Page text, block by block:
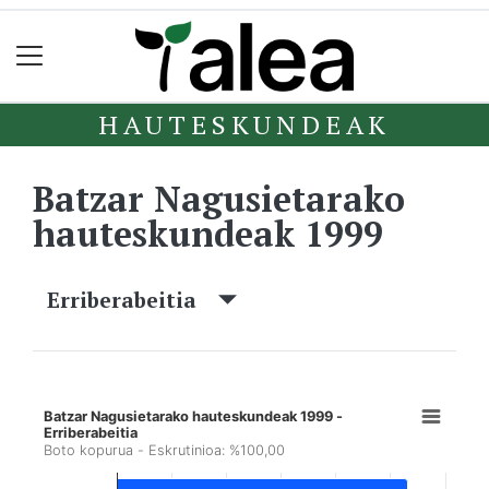
HAUTESKUNDEAK
Batzar Nagusietarako
hauteskundeak 1999
Erriberabeitia
Batzar Nagusietarako hauteskundeak 1999 -
Erriberabeitia
Boto kopurua - Eskrutinioa: %100,00